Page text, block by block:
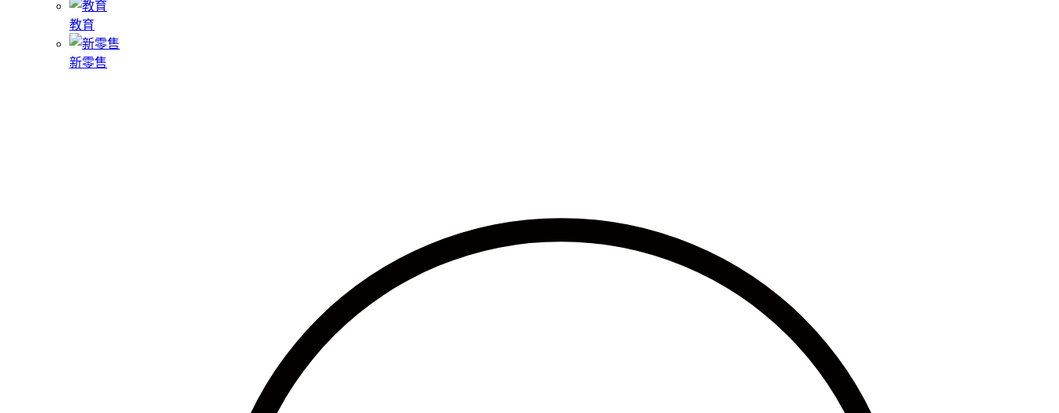
教育
新零售